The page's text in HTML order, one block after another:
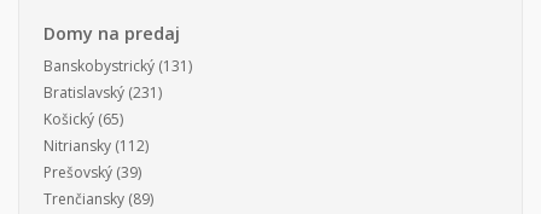
Domy na predaj
Banskobystrický (131)
Bratislavský (231)
Košický (65)
Nitriansky (112)
Prešovský (39)
Trenčiansky (89)